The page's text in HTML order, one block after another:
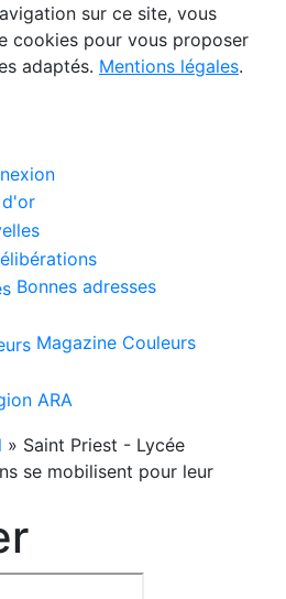
sur ce site, vous
cookies pour vous proposer
adaptés. Mentions légales.
Bonnes adresses
Magazine Couleurs
ARA
» Saint Priest - Lycée
se mobilisent pour leur